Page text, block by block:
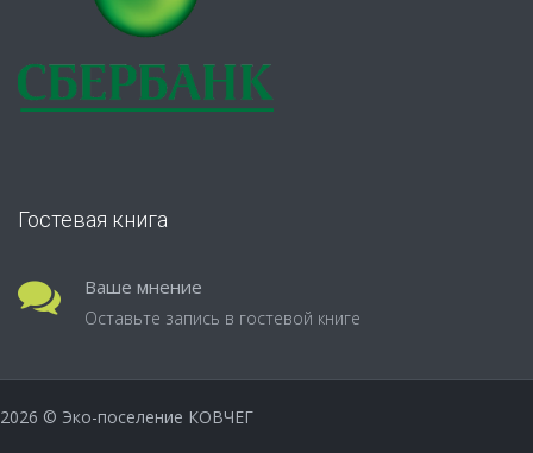
Гостевая книга
Ваше мнение
Оставьте запись в гостевой книге
2026 © Эко-поселение КОВЧЕГ